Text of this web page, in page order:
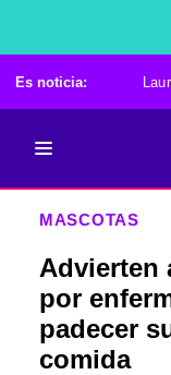
Es noticia:
MASCOTAS
Advierten
por
padecer
comida